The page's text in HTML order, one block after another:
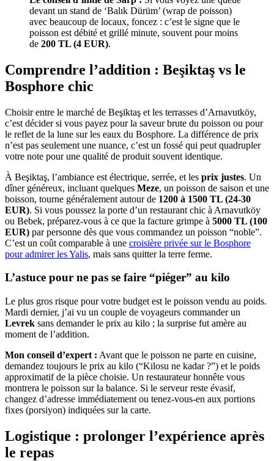
devant un stand de ‘Balık Dürüm’ (wrap de poisson)
avec beaucoup de locaux, foncez : c’est le signe que le
poisson est débité et grillé minute, souvent pour moins
de 200 TL (4 EUR).
Comprendre l’addition : Beşiktaş vs le
Bosphore chic
Choisir entre le marché de Beşiktaş et les terrasses d’Arnavutköy,
c’est décider si vous payez pour la saveur brute du poisson ou pour
le reflet de la lune sur les eaux du Bosphore. La différence de prix
n’est pas seulement une nuance, c’est un fossé qui peut quadrupler
votre note pour une qualité de produit souvent identique.
À Beşiktaş, l’ambiance est électrique, serrée, et les prix justes. Un
dîner généreux, incluant quelques Meze, un poisson de saison et une
boisson, tourne généralement autour de 1200 à 1500 TL (24-30
EUR). Si vous poussez la porte d’un restaurant chic à Arnavutköy
ou Bebek, préparez-vous à ce que la facture grimpe à 5000 TL (100
EUR) par personne dès que vous commandez un poisson “noble”.
C’est un coût comparable à une croisière privée sur le Bosphore
pour admirer les Yalis, mais sans quitter la terre ferme.
L’astuce pour ne pas se faire “piéger” au kilo
Le plus gros risque pour votre budget est le poisson vendu au poids.
Mardi dernier, j’ai vu un couple de voyageurs commander un
Levrek sans demander le prix au kilo ; la surprise fut amère au
moment de l’addition.
Mon conseil d’expert : Avant que le poisson ne parte en cuisine,
demandez toujours le prix au kilo (“Kilosu ne kadar ?”) et le poids
approximatif de la pièce choisie. Un restaurateur honnête vous
montrera le poisson sur la balance. Si le serveur reste évasif,
changez d’adresse immédiatement ou tenez-vous-en aux portions
fixes (porsiyon) indiquées sur la carte.
Logistique : prolonger l’expérience après
le repas